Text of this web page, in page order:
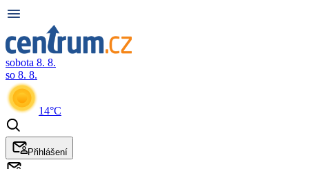
sobota 8. 8.
so 8. 8.
14°C
Přihlášení